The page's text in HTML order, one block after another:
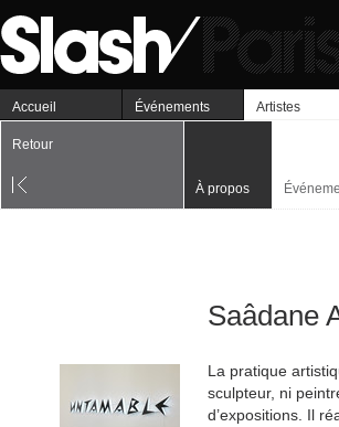
Accueil Événements Artistes
Retour
À propos
Saâdane
La pratique
sculpteur, ni
d’expositions. Il